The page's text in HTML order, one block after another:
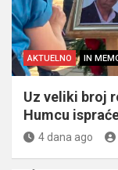
AKTUELNO IN
Uz veliki broj
Humcu
4 dana ago